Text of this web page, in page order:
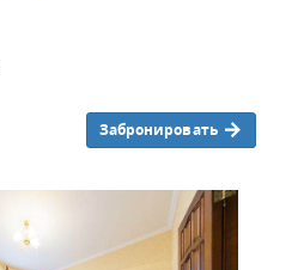
Забронировать